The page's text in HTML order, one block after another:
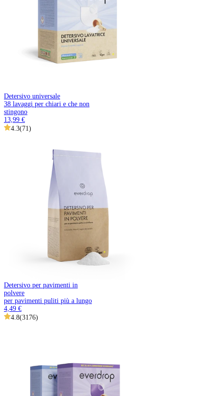
Detersivo universale
38 lavaggi per chiari e che non
stingono
13,99 €
4.3(71)
Detersivo per pavimenti in
polvere
per pavimenti puliti più a lungo
4,49 €
4.8(3176)